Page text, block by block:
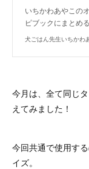
いちかわあやこの
ピブックにまとめ
犬ごはん先生いちかわ
今月は、全て同じ
えてみました！
今回共通で使用す
イズ。